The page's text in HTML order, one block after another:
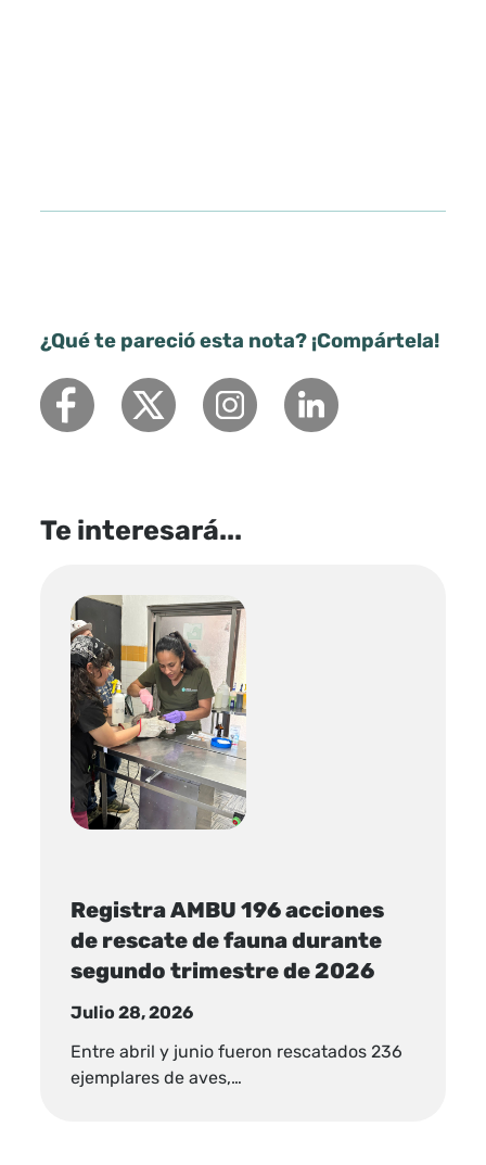
¿Qué te pareció esta nota? ¡Compártela!
Te interesará...
Registra AMBU 196 acciones
de rescate de fauna durante
segundo trimestre de 2026
Julio 28, 2026
Entre abril y junio fueron rescatados 236
ejemplares de aves,…